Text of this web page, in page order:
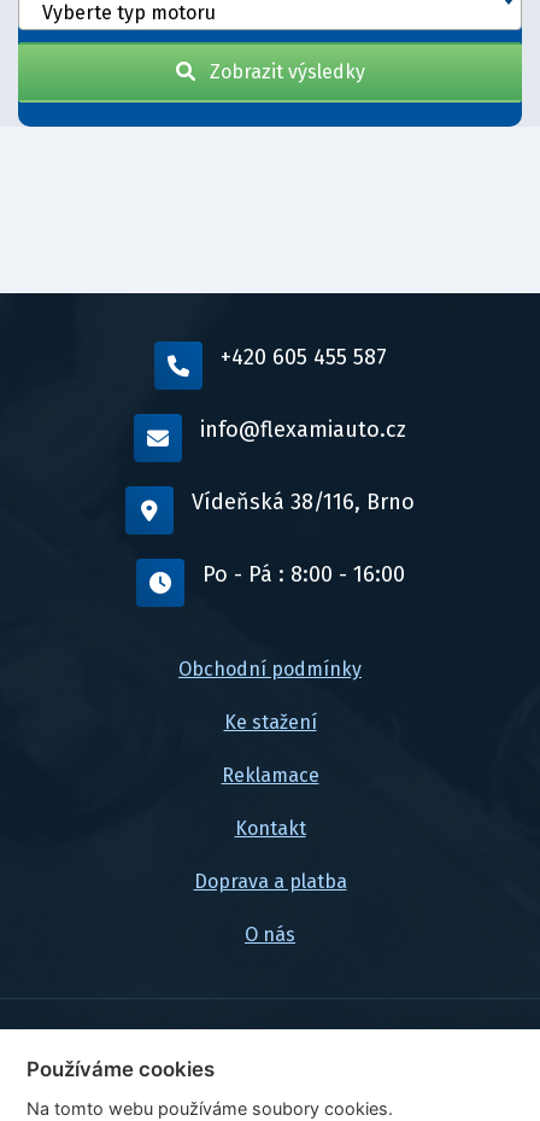
Vyberte typ motoru
Zobrazit výsledky
+420 605 455 587
info@flexamiauto.cz
Vídeňská 38/116, Brno
Po - Pá : 8:00 - 16:00
Obchodní podmínky
Ke stažení
Reklamace
Kontakt
Doprava a platba
O nás
© 2026, FlexaMi Auto s.r.o.
Ceny jsou uvedeny vč. DPH
Používáme cookies
Na tomto webu používáme soubory cookies.